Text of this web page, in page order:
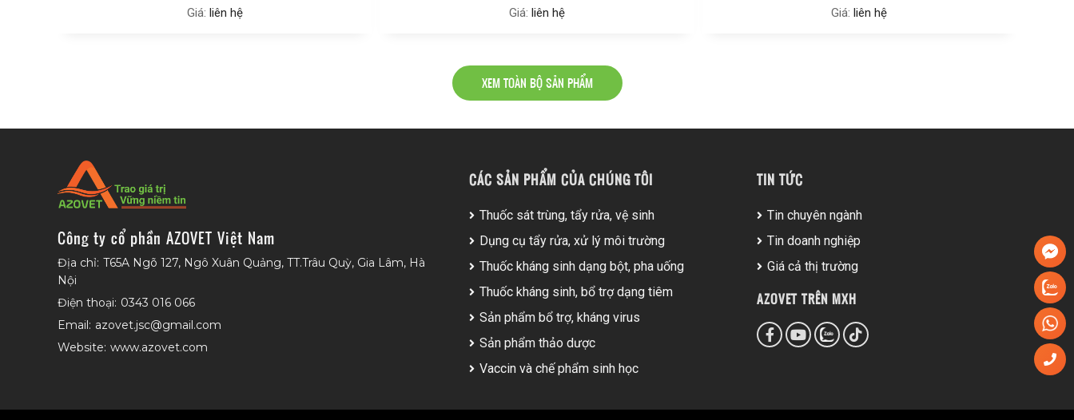
Giá:liên hệ Giá:liên hệ Giá:liên hệ
XEM TOÀN BỘ SẢN PHẨM
Công ty cổ phần AZOVET Việt Nam
Địa chỉ: T65A Ngõ 127, Ngô Xuân Quảng, TT.Trâu Quỳ, Gia Lâm, Hà
Nội
Điện thoại: 0343 016 066
Email: azovet.jsc@gmail.com
Website: www.azovet.com
CÁC SẢN PHẨM CỦA CHÚNG TÔI
Thuốc sát trùng, tẩy rửa, vệ sinh
Dụng cụ tẩy rửa, xử lý môi trường
Thuốc kháng sinh dạng bột, pha uống
Thuốc kháng sinh, bổ trợ dạng tiêm
Sản phẩm bổ trợ, kháng virus
Sản phẩm thảo dược
Vaccin và chế phẩm sinh học
TIN TỨC
Tin chuyên ngành
Tin doanh nghiệp
Giá cả thị trường
AZOVET TRÊN MXH